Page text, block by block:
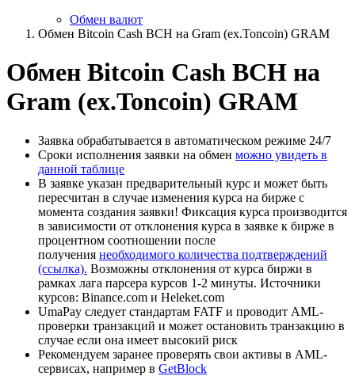
Обмен валют
Обмен Bitcoin Cash BCH на Gram (ex.Toncoin) GRAM
Обмен Bitcoin Cash BCH на
Gram (ex.Toncoin) GRAM
Заявка обрабатывается в автоматическом режиме 24/7
Сроки исполнения заявки на обмен можно увидеть в
данной таблице
В заявке указан предварительный курс и может быть
пересчитан в случае изменения курса на бирже с
момента создания заявки! Фиксация курса производится
в зависимости от отклонения курса в заявке к бирже в
процентном соотношении после
получения необходимого количества подтверждений
(ссылка). Возможны отклонения от курса биржи в
рамках лага парсера курсов 1-2 минуты. Источники
курсов: Binance.com и Heleket.com
UmaPay следует стандартам FATF и проводит AML-
проверки транзакций и может остановить транзакцию в
случае если она имеет высокий риск
Рекомендуем заранее проверять свои активы в AML-
сервисах, например в GetBlock